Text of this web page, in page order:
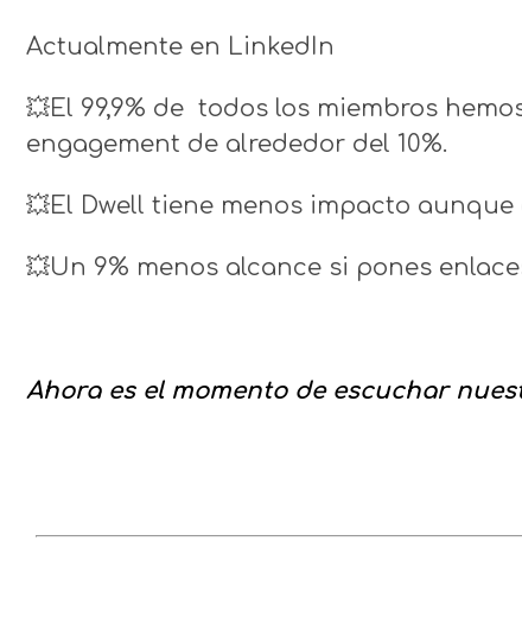
Actualmente en LinkedIn
💥El 99,9% de todos los miembros
engagement de alrededor del 10%.
💥El Dwell tiene menos impacto
💥Un 9% menos alcance si pones
Ahora es el momento de escuchar